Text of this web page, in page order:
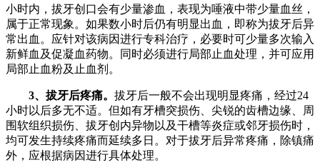
小时内，拔牙创口会有少量渗血，表现为唾液中带少量血丝，
属于正常现象。如果数小时后仍有明显出血，即称为拔牙后异
常出血。应针对该病因进行专科治疗，必要时可少量多次输入
新鲜血及促凝血药物。同时必须进行局部止血处理，并可应用
局部止血粉及止血剂。
3、拔牙后疼痛。 拔牙后一般不会出现明显疼痛，经过24
小时以后多无不适。但如有牙槽突损伤、尖锐的齿槽边缘、周
围软组织损伤、拔牙创内异物以及干槽等炎症或邻牙损伤时，
均可发生持续疼痛而延续多日。对于拔牙后异常疼痛，除镇痛
外，应根据病因进行具体处理。